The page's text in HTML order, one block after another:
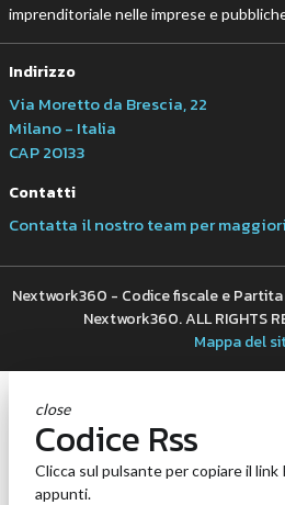
imprenditoriale nelle imprese e
Indirizzo
Via Moretto da Brescia, 22
Milano - Italia
CAP 20133
Contatti
Contatta il nostro team per
Nextwork360 - Codice fiscale e
Nextwork360. ALL RIGHTS
Mappa del
close
Codice Rss
Clicca sul pulsante per copiare il link
appunti.